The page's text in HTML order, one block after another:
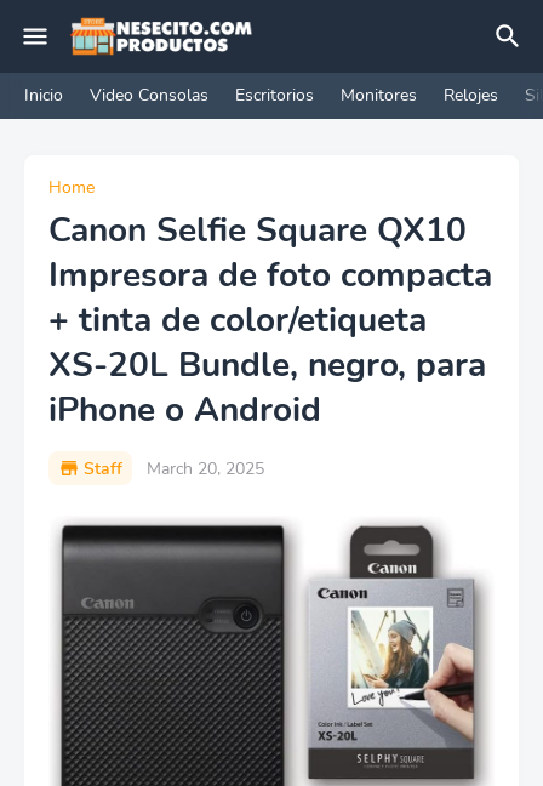
Inicio Video Consolas Escritorios Monitores Relojes
Home
Canon Selfie Square QX10
Impresora de foto compacta
+ tinta de color/etiqueta
XS-20L Bundle, negro, para
iPhone o Android
Staff March 20, 2025